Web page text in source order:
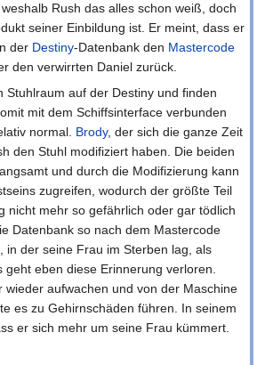
Rush das alles schon weiß, doch
seiner Einbildung ist. Er meint, dass er
der Destiny-Datenbank den Mastercode
den verwirrten Daniel zurück.
auf der Destiny und finden
mit dem Schiffsinterface verbunden
normal. Brody, der sich die ganze Zeit
den Stuhl modifiziert haben. Die beiden
und durch die Modifizierung kann
zugreifen, wodurch der größte Teil
nicht mehr so gefährlich oder gar tödlich
Datenbank so nach dem Mastercode
der seine Frau im Sterben lag, als
eben diese Erinnerung verloren.
aufwachen und von der Maschine
es zu Gehirnschäden führen. In seinem
er sich mehr um seine Frau kümmert.